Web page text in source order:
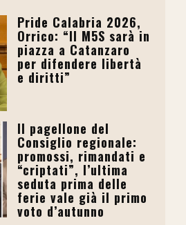
Pride Calabria 2026,
Orrico: “Il M5S sarà in
piazza a Catanzaro
per difendere libertà
e diritti”
Il pagellone del
Consiglio regionale:
promossi, rimandati e
“criptati”, l’ultima
seduta prima delle
ferie vale già il primo
voto d’autunno